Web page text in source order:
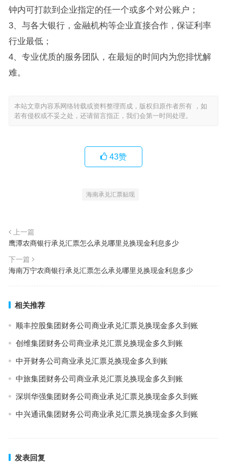
钟内可打款到企业指定的任一个或多个对公账户；
3、与各大银行，金融机构等企业直接合作，保证利率
行业最低；
4、专业优质的服务团队，在最短的时间内为您排忧解
难。
本站文章内容系网络转载或资料整理而成，版权归原作者所有 ，如
若有侵权或不妥之处，还请留言指正，我们会第一时间处理。
43赞
海南承兑汇票贴现
上一篇
鹰潭农商银行承兑汇票怎么承兑哪里兑换现金利息多少
下一篇
海南万宁农商银行承兑汇票怎么承兑哪里兑换现金利息多少
相关推荐
顺丰控股集团财务公司商业承兑汇票兑换现金多久到账
创维集团财务公司商业承兑汇票兑换现金多久到账
中开财务公司商业承兑汇票兑换现金多久到账
中旅集团财务公司商业承兑汇票兑换现金多久到账
深圳华强集团财务公司商业承兑汇票兑换现金多久到账
中兴通讯集团财务公司商业承兑汇票兑换现金多久到账
发表回复